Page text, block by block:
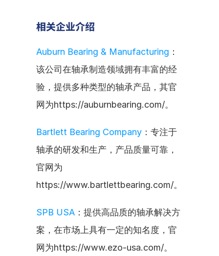
相关企业介绍
Auburn Bearing & Manufacturing ：
该公司在轴承制造领域拥有丰富的经
验，提供多种类型的轴承产品，其官
网为https://auburnbearing.com/。
Bartlett Bearing Company ：专注于
轴承的研发和生产，产品质量可靠，
官网为
https://www.bartlettbearing.com/。
SPB USA ：提供高品质的轴承解决方
案，在市场上具有一定的知名度，官
网为https://www.ezo-usa.com/。